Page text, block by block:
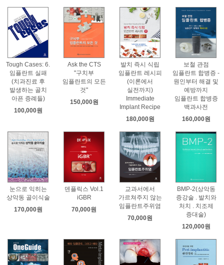
Tough Cases: 6.
임플란트 실패
(치과진료 후
발생하는 골치
아픈 증례들)
100,000원
Ask the CTS
"구치부
임플란트의 모든
것"
150,000원
발치 즉시 식립
임플란트 레시피
(이론에서
실전까지)
Immediate
Implant Recipe
180,000원
보철 관점
임플란트 합병증 -
원인부터 해결 및
예방까지
임플란트 합병증
백과사전
160,000원
눈으로 익히는
상악동 골이식술
170,000원
덴플릭스 Vol.1
iGBR
70,000원
교과서에서
가르쳐주지 않는
임플란트주위염
70,000원
BMP-2(상악동
증강술 . 발치와
처치 . 치조제
증대술)
120,000원